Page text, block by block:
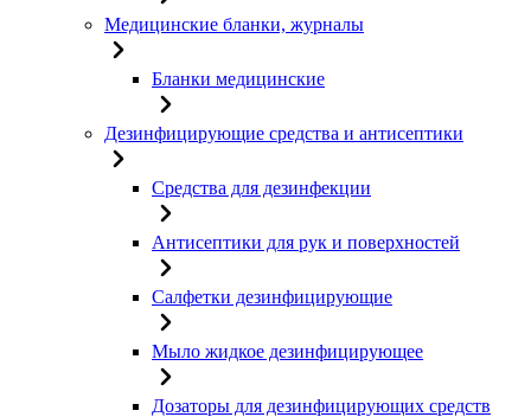
Медицинские бланки, журналы
Бланки медицинские
Дезинфицирующие средства и антисептики
Средства для дезинфекции
Антисептики для рук и поверхностей
Салфетки дезинфицирующие
Мыло жидкое дезинфицирующее
Дозаторы для дезинфицирующих средств